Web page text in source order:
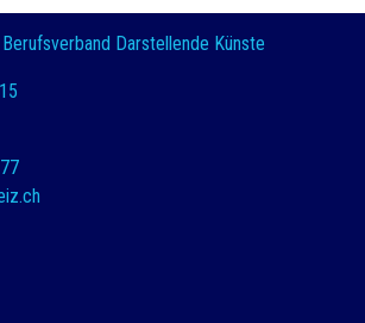
Darstellende Künste